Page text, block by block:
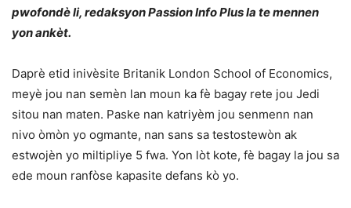
pwofondè li, redaksyon Passion Info Plus la te mennen
yon ankèt.
Daprè etid inivèsite Britanik London School of Economics,
meyè jou nan semèn lan moun ka fè bagay rete jou Jedi
sitou nan maten. Paske nan katriyèm jou senmenn nan
nivo òmòn yo ogmante, nan sans sa testostewòn ak
estwojèn yo miltipliye 5 fwa. Yon lòt kote, fè bagay la jou sa
ede moun ranfòse kapasite defans kò yo.